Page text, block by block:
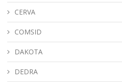
CERVA
COMSID
DAKOTA
DEDRA